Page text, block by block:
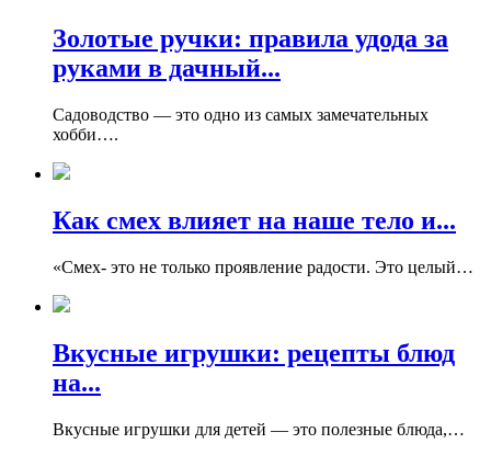
Золотые ручки: правила удода за
руками в дачный...
Садоводство — это одно из самых замечательных
хобби….
Как смех влияет на наше тело и...
«Смех- это не только проявление радости. Это целый…
Вкусные игрушки: рецепты блюд
на...
Вкусные игрушки для детей — это полезные блюда,…